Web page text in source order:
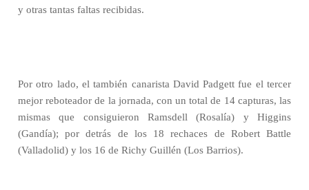
y otras tantas faltas recibidas.
Por otro lado, el también canarista David Padgett fue el tercer
mejor reboteador de la jornada, con un total de 14 capturas, las
mismas que consiguieron Ramsdell (Rosalía) y Higgins
(Gandía); por detrás de los 18 rechaces de Robert Battle
(Valladolid) y los 16 de Richy Guillén (Los Barrios).